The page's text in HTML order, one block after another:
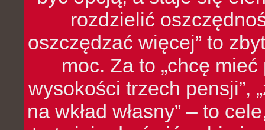
rozdzielić
oszczędzać więcej” to
moc. Za to „chcę
wysokości trzech pensji”,
na wkład własny” – to